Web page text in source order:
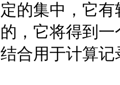
定的集中，它
的，它将得到
结合用于计算